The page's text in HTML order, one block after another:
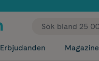
Erbjudanden Magazine